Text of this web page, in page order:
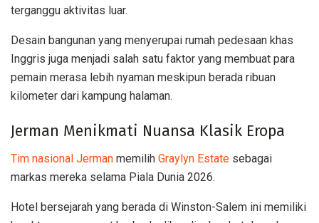
terganggu aktivitas luar.
Desain bangunan yang menyerupai rumah pedesaan khas
Inggris juga menjadi salah satu faktor yang membuat para
pemain merasa lebih nyaman meskipun berada ribuan
kilometer dari kampung halaman.
Jerman Menikmati Nuansa Klasik Eropa
Tim nasional Jerman memilih Graylyn Estate sebagai
markas mereka selama Piala Dunia 2026.
Hotel bersejarah yang berada di Winston-Salem ini memiliki